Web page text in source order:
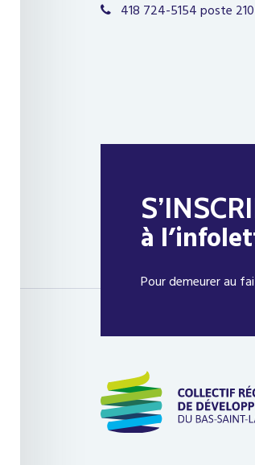
 418 724-5154 poste 210
à
Pour demeurer au